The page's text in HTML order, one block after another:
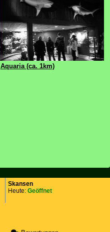
Aquaria (ca. 1km)
Skansen
Heute: Geöffnet